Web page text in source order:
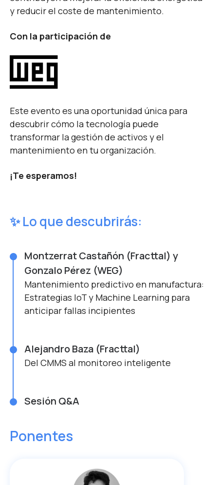
y reducir el coste de mantenimiento.
Con la participación de
Este evento es una oportunidad única para
descubrir cómo la tecnología puede
transformar la gestión de activos y el
mantenimiento en tu organización.
¡Te esperamos!
✨ Lo que descubrirás:​
Montzerrat Castañón (Fracttal) y
Gonzalo Pérez (WEG)
Mantenimiento predictivo en manufactura:
Estrategias IoT y Machine Learning para
anticipar fallas incipientes
Alejandro Baza (Fracttal)
Del CMMS al monitoreo inteligente
Sesión Q&A
Ponentes